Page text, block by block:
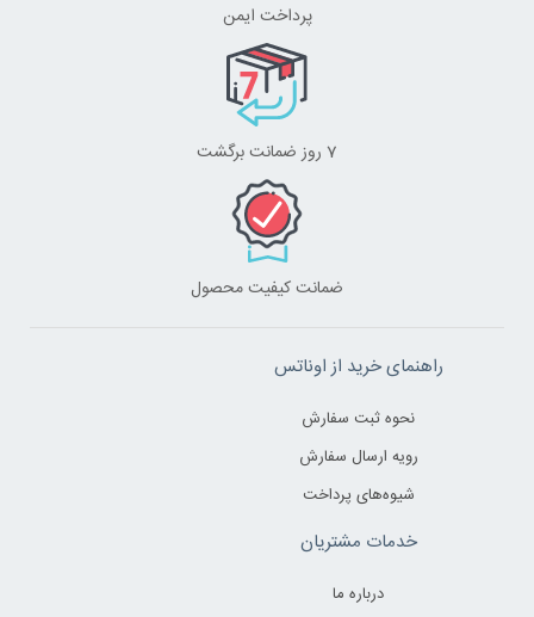
پرداخت ایمن
7 روز ضمانت برگشت
ضمانت کیفیت محصول
راهنمای خرید از اوناتس
نحوه ثبت سفارش
رویه ارسال سفارش
شیوه‌های پرداخت
خدمات مشتریان
درباره ما